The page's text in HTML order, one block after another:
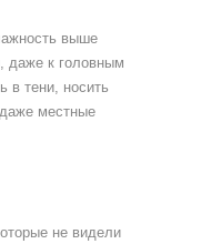
выше
даже к головным
в тени, носить
местные
не видели